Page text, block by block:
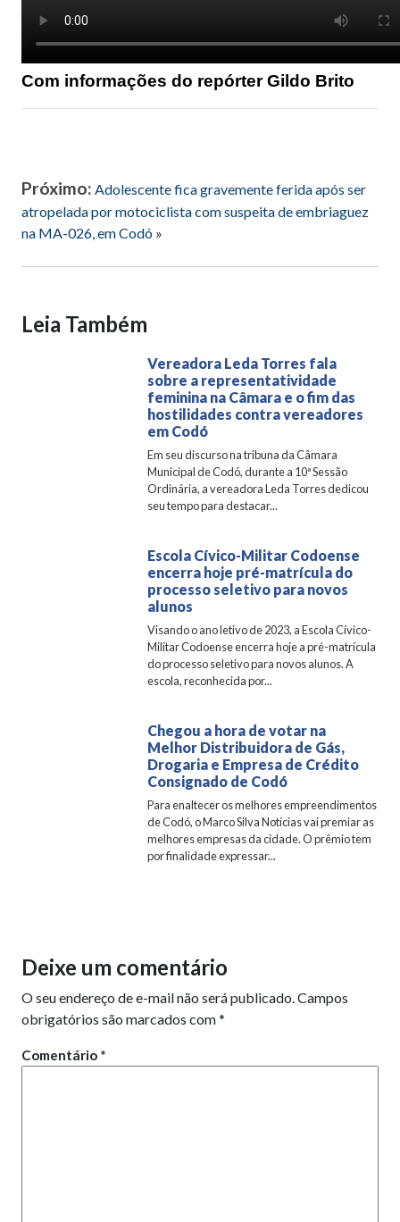
Com informações do repórter Gildo Brito
Próximo: Adolescente fica gravemente ferida após ser
atropelada por motociclista com suspeita de embriaguez
na MA-026, em Codó »
Leia Também
Vereadora Leda Torres fala
sobre a representatividade
feminina na Câmara e o fim das
hostilidades contra vereadores
em Codó
Em seu discurso na tribuna da Câmara
Municipal de Codó, durante a 10ª Sessão
Ordinária, a vereadora Leda Torres dedicou
seu tempo para destacar...
Escola Cívico-Militar Codoense
encerra hoje pré-matrícula do
processo seletivo para novos
alunos
Visando o ano letivo de 2023, a Escola Cívico-
Militar Codoense encerra hoje a pré-matrícula
do processo seletivo para novos alunos. A
escola, reconhecida por...
Chegou a hora de votar na
Melhor Distribuidora de Gás,
Drogaria e Empresa de Crédito
Consignado de Codó
Para enaltecer os melhores empreendimentos
de Codó, o Marco Silva Notícias vai premiar as
melhores empresas da cidade. O prêmio tem
por finalidade expressar...
Deixe um comentário
O seu endereço de e-mail não será publicado.Campos
obrigatórios são marcados com*
Comentário *